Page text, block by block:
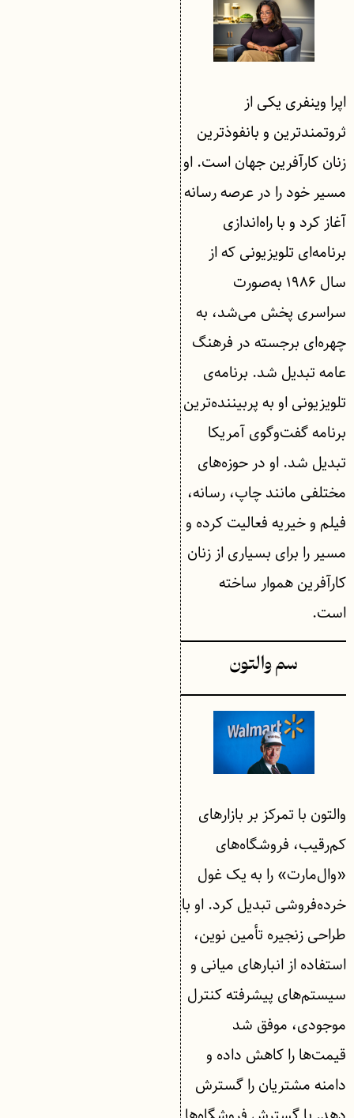
اپرا وینفری یکی از
ثروتمندترین و بانفوذترین
زنان کارآفرین جهان است. او
مسیر خود را در عرصه رسانه
آغاز کرد و با راه‌اندازی
برنامه‌ای تلویزیونی که از
سال ۱۹۸۶ به‌صورت
سراسری پخش می‌شد، به
چهره‌ای برجسته در فرهنگ
عامه تبدیل شد. برنامه‌ی
تلویزیونی او به پربیننده‌ترین
برنامه گفت‌وگوی آمریکا
تبدیل شد. او در حوزه‌های
مختلفی مانند چاپ، رسانه،
فیلم و خیریه فعالیت کرده و
مسیر را برای بسیاری از زنان
کارآفرین هموار ساخته
است.
سم والتون
والتون با تمرکز بر بازارهای
کم‌رقیب، فروشگاه‌های
«وال‌مارت» را به یک غول
خرده‌فروشی تبدیل کرد. او با
طراحی زنجیره تأمین نوین،
استفاده از انبارهای میانی و
سیستم‌های پیشرفته کنترل
موجودی، موفق شد
قیمت‌ها را کاهش داده و
دامنه مشتریان را گسترش